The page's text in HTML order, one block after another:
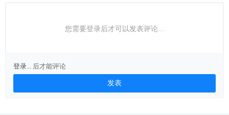
您需要登录后才可以发表评论...
登录... 后才能评论